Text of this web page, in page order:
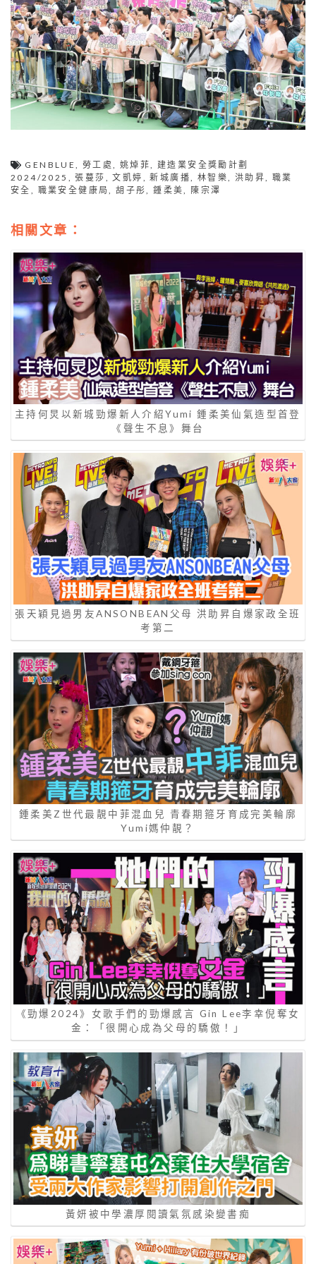
GENBLUE,勞工處,姚焯菲,建造業安全獎勵計劃
2024/2025 ,張蔓莎 ,文凱婷 ,新城廣播, 林智樂, 洪助昇, 職業
安全 , 職業安全健康局,胡子彤,鍾柔美, 陳宗澤
相關文章：
主持何炅以新城勁爆新人介紹Yumi 鍾柔美仙氣造型首登
《聲生不息》舞台
張天穎見過男友ANSONBEAN父母 洪助昇自爆家政全班
考第二
鍾柔美Z世代最靚中菲混血兒 青春期箍牙育成完美輪廓
Yumi媽仲靚？
《勁爆2024》女歌手們的勁爆感言 Gin Lee李幸倪奪女
金：「很開心成為父母的驕傲！」
黃妍被中學濃厚閱讀氣氛感染變書痴